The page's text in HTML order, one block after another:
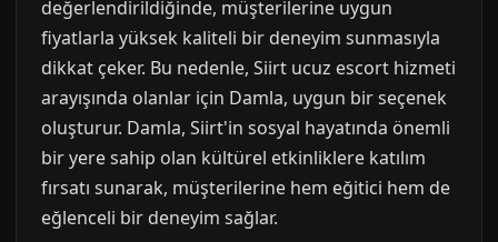
değerlendirildiğinde, müşterilerine uygun
fiyatlarla yüksek kaliteli bir deneyim sunmasıyla
dikkat çeker. Bu nedenle, Siirt ucuz escort hizmeti
arayışında olanlar için Damla, uygun bir seçenek
oluşturur. Damla, Siirt'in sosyal hayatında önemli
bir yere sahip olan kültürel etkinliklere katılım
fırsatı sunarak, müşterilerine hem eğitici hem de
eğlenceli bir deneyim sağlar.